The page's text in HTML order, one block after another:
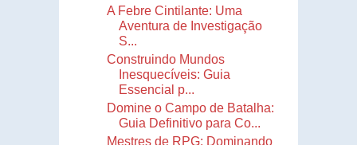
A Febre Cintilante: Uma
Aventura de Investigação
S...
Construindo Mundos
Inesquecíveis: Guia
Essencial p...
Domine o Campo de Batalha:
Guia Definitivo para Co...
Mestres de RPG: Dominando